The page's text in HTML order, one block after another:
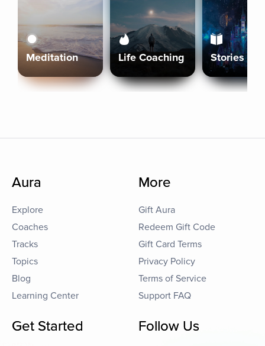
Meditation Life Coaching Stories
Aura
Explore
Coaches
Tracks
Topics
Blog
Learning Center
More
Gift Aura
Redeem Gift Code
Gift Card Terms
Privacy Policy
Terms of Service
Support FAQ
Get Started Follow Us